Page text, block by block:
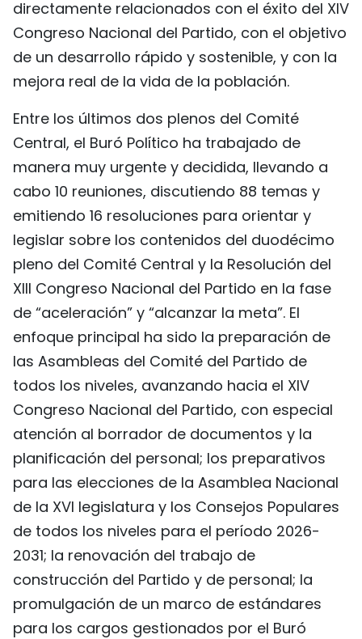
directamente relacionados con el éxito del XIV
Congreso Nacional del Partido, con el objetivo
de un desarrollo rápido y sostenible, y con la
mejora real de la vida de la población.
Entre los últimos dos plenos del Comité
Central, el Buró Político ha trabajado de
manera muy urgente y decidida, llevando a
cabo 10 reuniones, discutiendo 88 temas y
emitiendo 16 resoluciones para orientar y
legislar sobre los contenidos del duodécimo
pleno del Comité Central y la Resolución del
XIII Congreso Nacional del Partido en la fase
de “aceleración” y “alcanzar la meta”. El
enfoque principal ha sido la preparación de
las Asambleas del Comité del Partido de
todos los niveles, avanzando hacia el XIV
Congreso Nacional del Partido, con especial
atención al borrador de documentos y la
planificación del personal; los preparativos
para las elecciones de la Asamblea Nacional
de la XVI legislatura y los Consejos Populares
de todos los niveles para el período 2026-
2031; la renovación del trabajo de
construcción del Partido y de personal; la
promulgación de un marco de estándares
para los cargos gestionados por el Buró